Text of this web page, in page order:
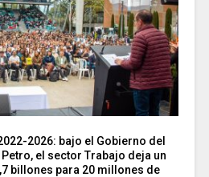
2026: bajo el Gobierno del
el sector Trabajo deja un
billones para 20 millones de